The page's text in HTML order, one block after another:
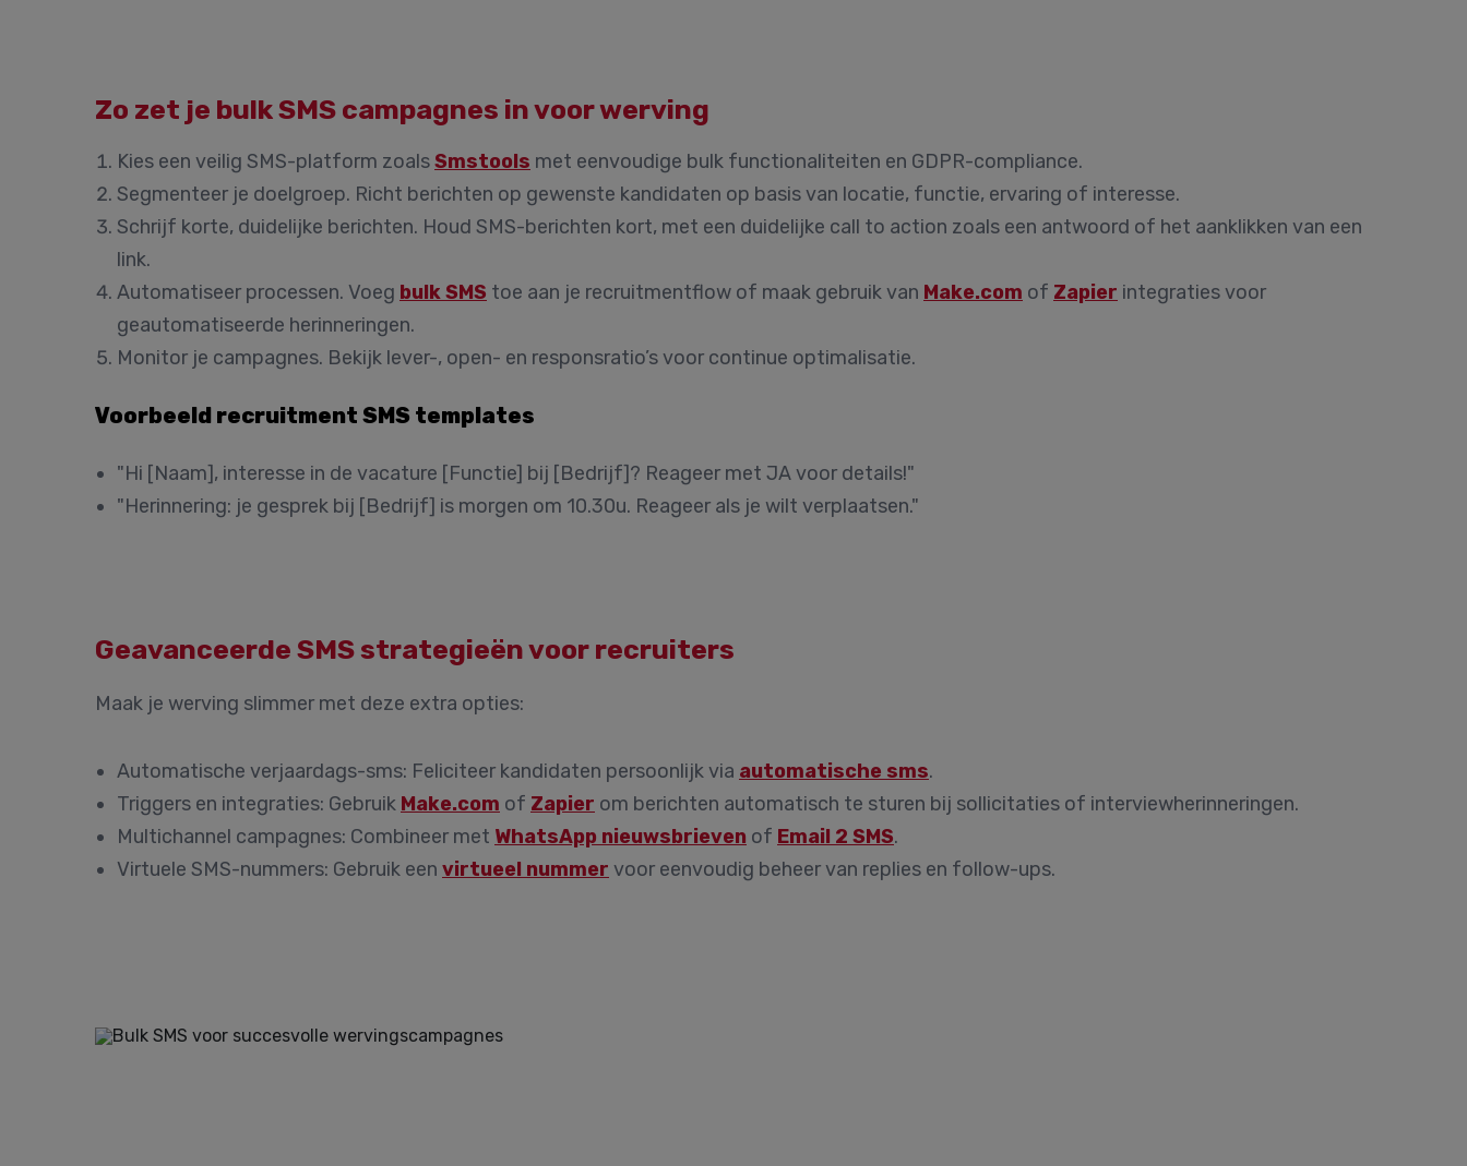
Zo zet je bulk SMS campagnes in voor werving
Kies een veilig SMS-platform zoalsSmstools met eenvoudige bulk functionaliteiten en GDPR-compliance.
Segmenteer je doelgroep. Richt berichten op gewenste kandidaten op basis van locatie, functie, ervaring of interesse.
Schrijf korte, duidelijke berichten. Houd SMS-berichten kort, met een duidelijke call to action zoals een antwoord of het aanklikken van een
link.
Automatiseer processen. Voeg bulk SMS toe aan je recruitmentflow of maak gebruik van Make.com of Zapier integraties voor
geautomatiseerde herinneringen.
Monitor je campagnes. Bekijk lever-, open- en responsratio’s voor continue optimalisatie.
Voorbeeld recruitment SMS templates
"Hi [Naam], interesse in de vacature [Functie] bij [Bedrijf]? Reageer met JA voor details!"
"Herinnering: je gesprek bij [Bedrijf] is morgen om 10.30u. Reageer als je wilt verplaatsen."
Geavanceerde SMS strategieën voor recruiters
Maak je werving slimmer met deze extra opties:
Automatische verjaardags-sms: Feliciteer kandidaten persoonlijk via automatische sms.
Triggers en integraties: Gebruik Make.com of Zapier om berichten automatisch te sturen bij sollicitaties of interviewherinneringen.
Multichannel campagnes: Combineer met WhatsApp nieuwsbrieven of Email 2 SMS.
Virtuele SMS-nummers: Gebruik een virtueel nummer voor eenvoudig beheer van replies en follow-ups.